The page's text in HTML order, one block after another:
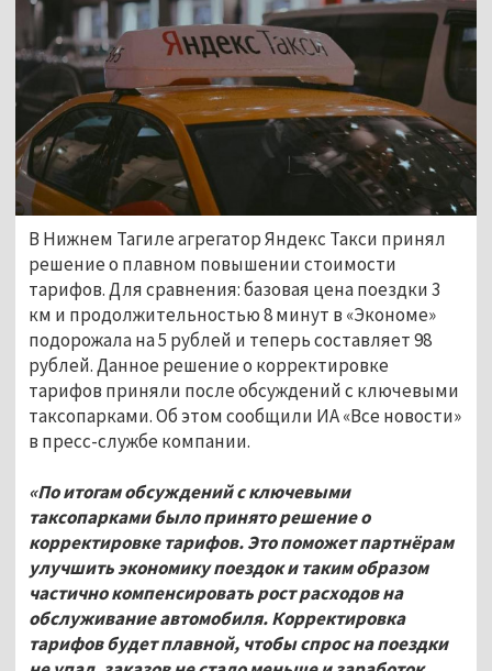
В Нижнем Тагиле агрегатор Яндекс Такси принял
решение о плавном повышении стоимости
тарифов. Для сравнения: базовая цена поездки 3
км и продолжительностью 8 минут в «Экономе»
подорожала на 5 рублей и теперь составляет 98
рублей. Данное решение о корректировке
тарифов приняли после обсуждений с ключевыми
таксопарками. Об этом сообщили ИА «Все новости»
в пресс-службе компании.
«По итогам обсуждений с ключевыми
таксопарками было принято решение о
корректировке тарифов. Это поможет партнёрам
улучшить экономику поездок и таким образом
частично компенсировать рост расходов на
обслуживание автомобиля. Корректировка
тарифов будет плавной, чтобы спрос на поездки